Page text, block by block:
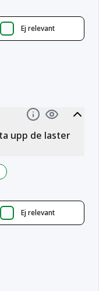
Ej relevant
upp de laster
Ej relevant